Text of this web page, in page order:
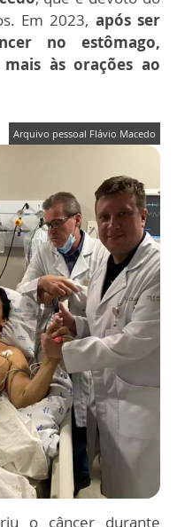
Em 2023, após ser
no estômago,
às orações ao
Arquivo pessoal Flávio Macedo
o câncer durante